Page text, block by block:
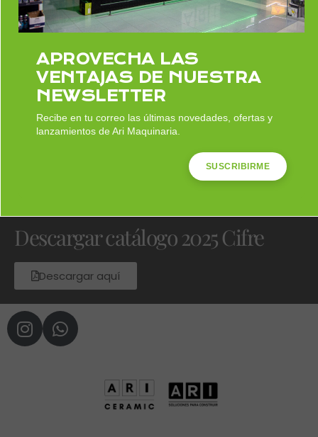
Descargar catálogo 2025 Cifre
Descargar aquí
APROVECHA LAS
VENTAJAS DE NUESTRA
NEWSLETTER
Recibe en tu correo las últimas novedades, ofertas y
lanzamientos de Ari Maquinaria.
SUSCRIBIRME